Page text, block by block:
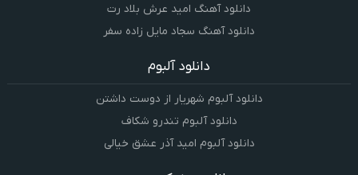
دانلود آهنگ امید عرش بلاد رت
دانلود آهنگ سجاد مایل زاده سفر
دانلود آلبوم
دانلود آلبوم شهریار از دوست داشتن
دانلود آلبوم تندرو شکاف
دانلود آلبوم امید آذر عشق خیالی